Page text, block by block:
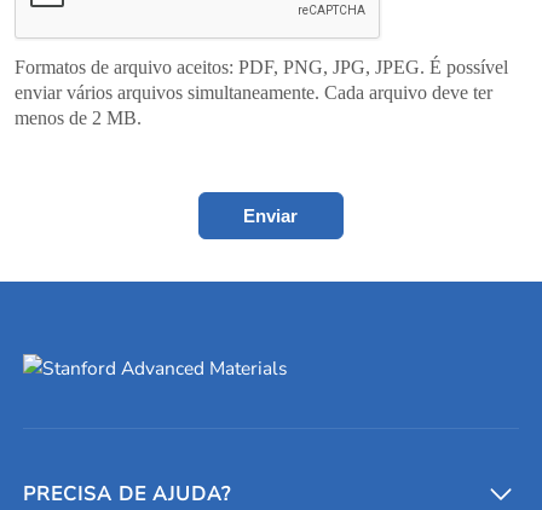
Formatos de arquivo aceitos: PDF, PNG, JPG, JPEG. É possível
enviar vários arquivos simultaneamente. Cada arquivo deve ter
menos de 2 MB.
Enviar
PRECISA DE AJUDA?